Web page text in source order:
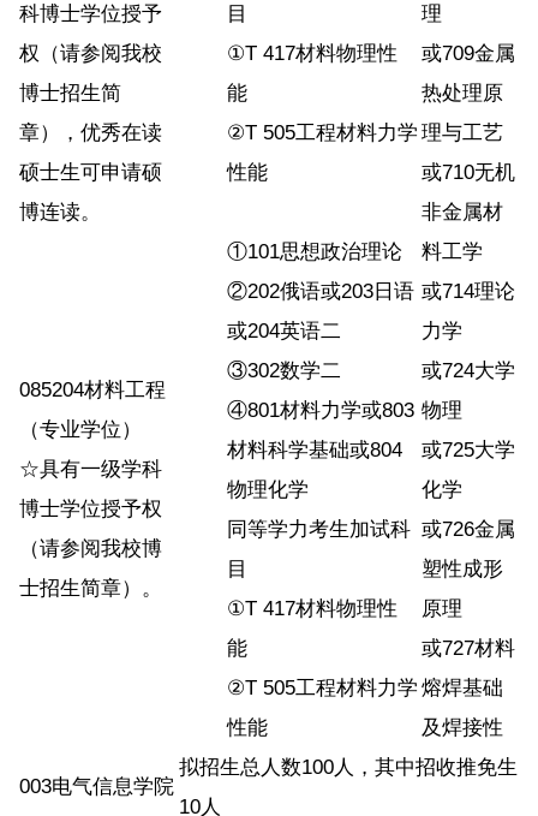
科博士学位授予
权（请参阅我校
博士招生简
章），优秀在读
硕士生可申请硕
博连读。
目
①T 417材料物理性
能
②T 505工程材料力学
性能
理
或709金属
热处理原
理与工艺
或710无机
非金属材
料工学
或714理论
力学
或724大学
物理
或725大学
化学
或726金属
塑性成形
原理
或727材料
熔焊基础
及焊接性
085204材料工程
（专业学位）
☆具有一级学科
博士学位授予权
（请参阅我校博
士招生简章）。
①101思想政治理论
②202俄语或203日语
或204英语二
③302数学二
④801材料力学或803
材料科学基础或804
物理化学
同等学力考生加试科
目
①T 417材料物理性
能
②T 505工程材料力学
性能
003电气信息学院
拟招生总人数100人，其中招收推免生
10人